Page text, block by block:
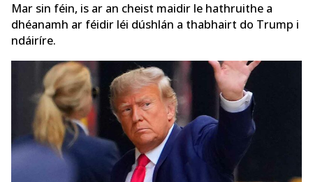
Mar sin féin, is ar an cheist maidir le hathruithe a
dhéanamh ar féidir léi dúshlán a thabhairt do Trump i
ndáiríre.